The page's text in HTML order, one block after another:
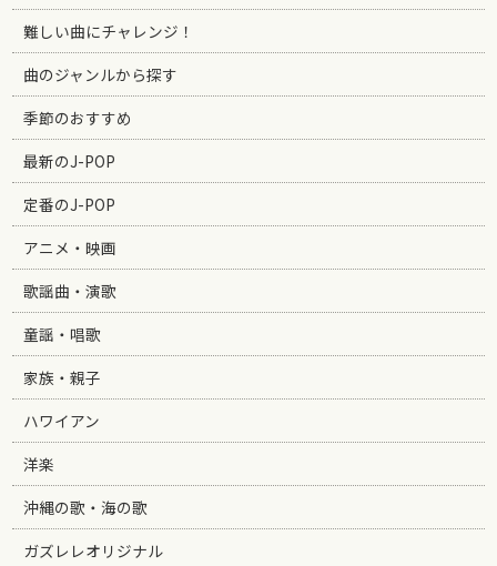
難しい曲にチャレンジ！
曲のジャンルから探す
季節のおすすめ
最新のJ-POP
定番のJ-POP
アニメ・映画
歌謡曲・演歌
童謡・唱歌
家族・親子
ハワイアン
洋楽
沖縄の歌・海の歌
ガズレレオリジナル